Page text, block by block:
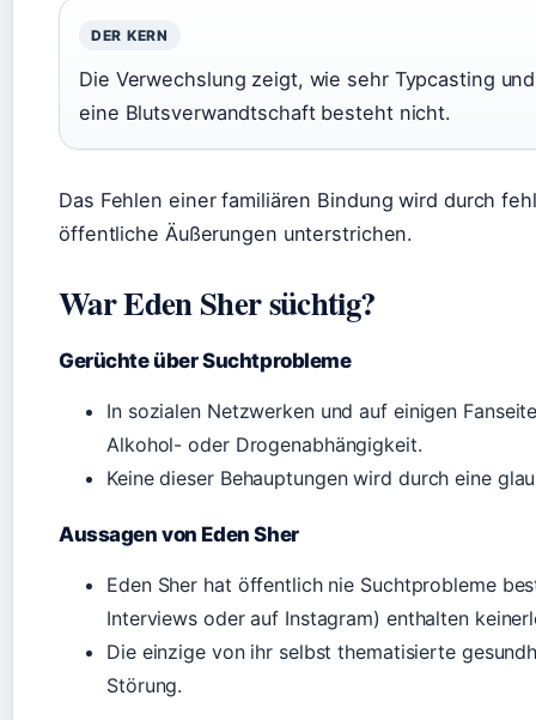
DER KERN
Die Verwechslung zeigt, wie sehr Typcasting
eine Blutsverwandtschaft besteht nicht.
Das Fehlen einer familiären Bindung wird durch
öffentliche Äußerungen unterstrichen.
War Eden Sher süchtig?
Gerüchte über Suchtprobleme
In sozialen Netzwerken und auf einigen
Alkohol- oder Drogenabhängigkeit.
Keine dieser Behauptungen wird durch eine
Aussagen von Eden Sher
Eden Sher hat öffentlich nie Suchtprobleme
Interviews oder auf Instagram) enthalten
Die einzige von ihr selbst thematisierte
Störung.